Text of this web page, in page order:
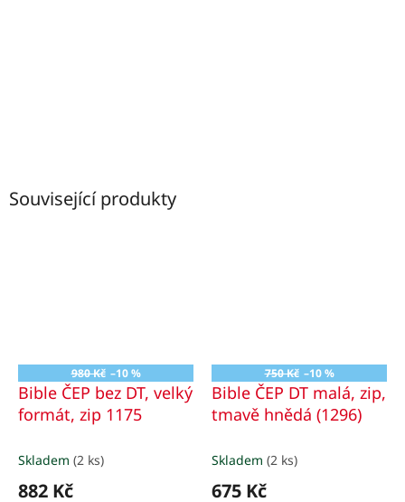
Související produkty
980 Kč –10 %
Bible ČEP bez DT, velký
formát, zip 1175
Skladem (2 ks)
882 Kč
750 Kč –10 %
Bible ČEP DT malá, zip,
tmavě hnědá (1296)
Skladem (2 ks)
675 Kč